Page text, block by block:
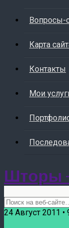
Вопросы-
Карта
Контакты
Мои
Шторы
24 Август 2011